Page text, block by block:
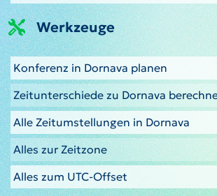
Werkzeuge
Konferenz in Dornava planen
Zeitunterschiede zu Dornava
Alle Zeitumstellungen in Dornava
Alles zur Zeitzone
Alles zum UTC-Offset